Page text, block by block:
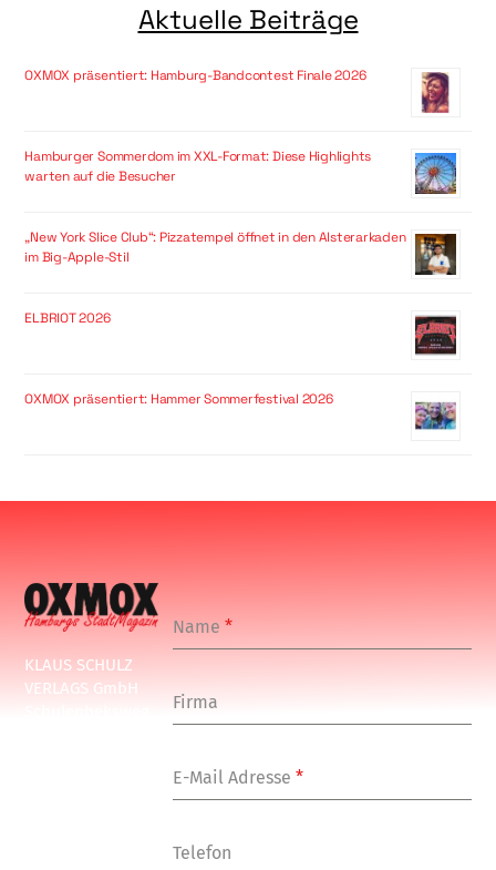
Aktuelle Beiträge
OXMOX präsentiert: Hamburg-Bandcontest Finale 2026
Hamburger Sommerdom im XXL-Format: Diese Highlights
warten auf die Besucher
„New York Slice Club“: Pizzatempel öffnet in den Alsterarkaden
im Big-Apple-Stil
ELBRIOT 2026
OXMOX präsentiert: Hammer Sommerfestival 2026
KLAUS SCHULZ
VERLAGS GmbH
Name*
Firma
E-Mail Adresse*
Telefon